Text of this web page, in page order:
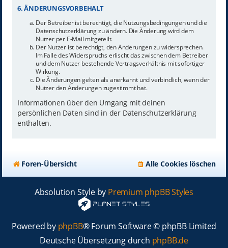
6. ÄNDERUNGSVORBEHALT
Der Betreiber ist berechtigt, die Nutzungsbedingungen und die
Datenschutzerklärung zu ändern. Die Änderung wird dem
Nutzer per E-Mail mitgeteilt.
Der Nutzer ist berechtigt, den Änderungen zu widersprechen.
Im Falle des Widerspruchs erlischt das zwischen dem Betreiber
und dem Nutzer bestehende Vertragsverhältnis mit sofortiger
Wirkung.
Die Änderungen gelten als anerkannt und verbindlich, wenn der
Nutzer den Änderungen zugestimmt hat.
Informationen über den Umgang mit deinen
persönlichen Daten sind in der Datenschutzerklärung
enthalten.
Foren-Übersicht Alle Cookies löschen
Absolution Style by Premium phpBB Styles
Powered by phpBB® Forum Software © phpBB Limited
Deutsche Übersetzung durch phpBB.de